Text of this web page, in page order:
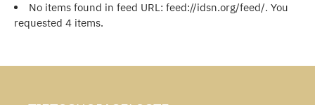
No items found in feed URL: feed://idsn.org/feed/. You
requested 4 items.